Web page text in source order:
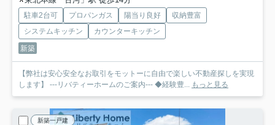
駐車2台可 プロパンガス 陽当り良好
収納豊富
システムキッチン
カウンターキッチン
新築
【弊社は安心安全なお取引をモットーに自由で楽しい不動産探しを実現
します】 ---リバティーホームのご案内--- ◆経験豊... もっと見る
新築一戸建